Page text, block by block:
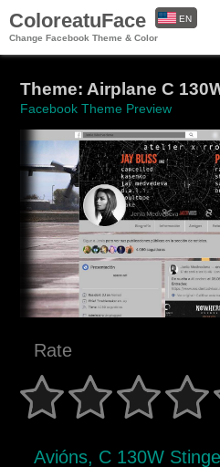
ColoreatuFace
Change Facebook Theme & Color
EN
Theme: Airplane C
Facebook Theme Preview
Rate
Avións, C 130W